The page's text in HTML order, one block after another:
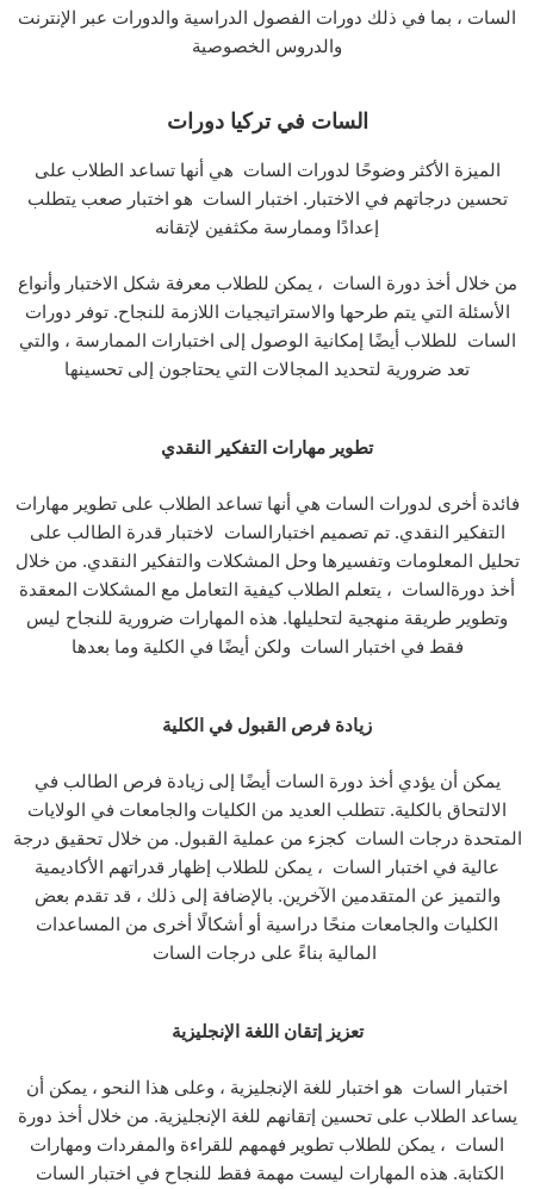
السات ، بما في ذلك دورات الفصول الدراسية والدورات عبر الإنترنت
والدروس الخصوصية
السات في تركيا دورات
الميزة الأكثر وضوحًا لدورات السات هي أنها تساعد الطلاب على
تحسين درجاتهم في الاختبار. اختبار السات هو اختبار صعب يتطلب
إعدادًا وممارسة مكثفين لإتقانه
من خلال أخذ دورة السات ، يمكن للطلاب معرفة شكل الاختبار وأنواع
الأسئلة التي يتم طرحها والاستراتيجيات اللازمة للنجاح. توفر دورات
السات للطلاب أيضًا إمكانية الوصول إلى اختبارات الممارسة ، والتي
تعد ضرورية لتحديد المجالات التي يحتاجون إلى تحسينها
تطوير مهارات التفكير النقدي
فائدة أخرى لدورات السات هي أنها تساعد الطلاب على تطوير مهارات
التفكير النقدي. تم تصميم اختبارالسات لاختبار قدرة الطالب على
تحليل المعلومات وتفسيرها وحل المشكلات والتفكير النقدي. من خلال
أخذ دورةالسات ، يتعلم الطلاب كيفية التعامل مع المشكلات المعقدة
وتطوير طريقة منهجية لتحليلها. هذه المهارات ضرورية للنجاح ليس
فقط في اختبار السات ولكن أيضًا في الكلية وما بعدها
زيادة فرص القبول في الكلية
يمكن أن يؤدي أخذ دورة السات أيضًا إلى زيادة فرص الطالب في
الالتحاق بالكلية. تتطلب العديد من الكليات والجامعات في الولايات
المتحدة درجات السات كجزء من عملية القبول. من خلال تحقيق درجة
عالية في اختبار السات ، يمكن للطلاب إظهار قدراتهم الأكاديمية
والتميز عن المتقدمين الآخرين. بالإضافة إلى ذلك ، قد تقدم بعض
الكليات والجامعات منحًا دراسية أو أشكالًا أخرى من المساعدات
تعزيز إتقان اللغة الإنجليزية
اختبار السات هو اختبار للغة الإنجليزية ، وعلى هذا النحو ، يمكن أن
يساعد الطلاب على تحسين إتقانهم للغة الإنجليزية. من خلال أخذ دورة
السات ، يمكن للطلاب تطوير فهمهم للقراءة والمفردات ومهارات
الكتابة. هذه المهارات ليست مهمة فقط للنجاح في اختبار السات